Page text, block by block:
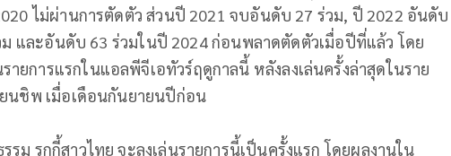
ไม่ผ่านการตัดตัว ส่วนปี 2021 จบอันดับ 27 ร่วม, ปี 2022 อันดับ
และอันดับ 63 ร่วมในปี 2024 ก่อนพลาดตัดตัวเมื่อปีที่แล้ว โดย
ยการแรกในแอลพีจีเอทัวร์ฤดูกาลนี้ หลังลงเล่นครั้งล่าสุดในราย
นชิพ เมื่อเดือนกันยายนปีก่อน
ม รุกกี้สาวไทย จะลงเล่นรายการนี้เป็นครั้งแรก โดยผลงานใน